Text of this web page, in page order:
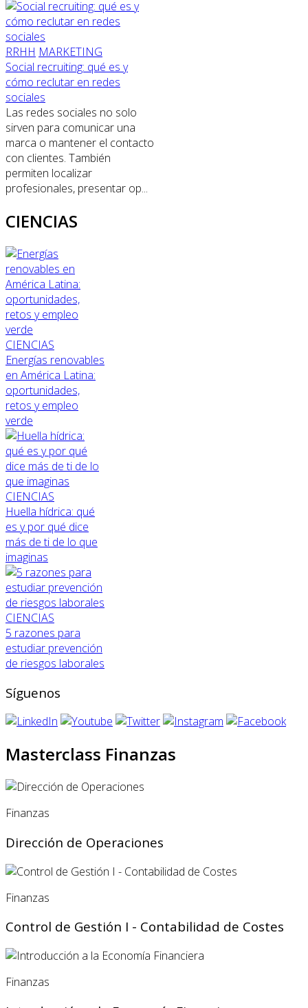
RRHH MARKETING
Social recruiting: qué es y
cómo reclutar en redes
sociales
Las redes sociales no solo
sirven para comunicar una
marca o mantener el contacto
con clientes. También
permiten localizar
profesionales, presentar op...
CIENCIAS
CIENCIAS
Energías renovables
en América Latina:
oportunidades,
retos y empleo
verde
CIENCIAS
Huella hídrica: qué
es y por qué dice
más de ti de lo que
imaginas
CIENCIAS
5 razones para
estudiar prevención
de riesgos laborales
Síguenos
Masterclass Finanzas
Finanzas
Dirección de Operaciones
Finanzas
Control de Gestión I - Contabilidad de Costes
Finanzas